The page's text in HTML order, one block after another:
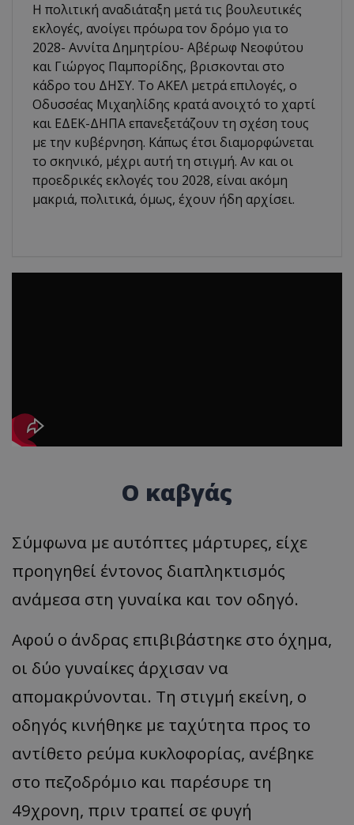
Η πολιτική αναδιάταξη μετά τις βουλευτικές
εκλογές, ανοίγει πρόωρα τον δρόμο για το
2028- Αννίτα Δημητρίου- Αβέρωφ Νεοφύτου
και Γιώργος Παμπορίδης, βρισκονται στο
κάδρο του ΔΗΣΥ. Το ΑΚΕΛ μετρά επιλογές, ο
Οδυσσέας Μιχαηλίδης κρατά ανοιχτό το χαρτί
και ΕΔΕΚ-ΔΗΠΑ επανεξετάζουν τη σχέση τους
με την κυβέρνηση. Κάπως έτσι διαμορφώνεται
το σκηνικό, μέχρι αυτή τη στιγμή. Αν και οι
προεδρικές εκλογές του 2028, είναι ακόμη
μακριά, πολιτικά, όμως, έχουν ήδη αρχίσει.
Ο καβγάς
Σύμφωνα με αυτόπτες μάρτυρες, είχε
προηγηθεί έντονος διαπληκτισμός
ανάμεσα στη γυναίκα και τον οδηγό.
Αφού ο άνδρας επιβιβάστηκε στο όχημα,
οι δύο γυναίκες άρχισαν να
απομακρύνονται. Τη στιγμή εκείνη, ο
οδηγός κινήθηκε με ταχύτητα προς το
αντίθετο ρεύμα κυκλοφορίας, ανέβηκε
στο πεζοδρόμιο και παρέσυρε τη
49χρονη, πριν τραπεί σε φυγή